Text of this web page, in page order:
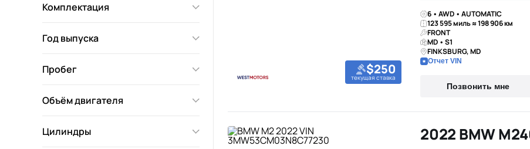
Комплектация
Год выпуска
Пробег
Объём двигателя
Цилиндры
$250
текущая ставка
6 • AWD • AUTOMATIC
123 595 миль ≈ 198 906 км
FRONT
MD • S1
FINKSBURG, MD
Отчет VIN
Позвонить мне
2022 BMW